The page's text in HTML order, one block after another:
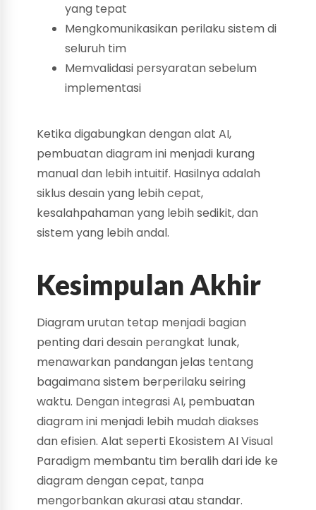
yang tepat
Mengkomunikasikan perilaku sistem di
seluruh tim
Memvalidasi persyaratan sebelum
implementasi
Ketika digabungkan dengan alat AI,
pembuatan diagram ini menjadi kurang
manual dan lebih intuitif. Hasilnya adalah
siklus desain yang lebih cepat,
kesalahpahaman yang lebih sedikit, dan
sistem yang lebih andal.
Kesimpulan Akhir
Diagram urutan tetap menjadi bagian
penting dari desain perangkat lunak,
menawarkan pandangan jelas tentang
bagaimana sistem berperilaku seiring
waktu. Dengan integrasi AI, pembuatan
diagram ini menjadi lebih mudah diakses
dan efisien. Alat seperti Ekosistem AI Visual
Paradigm membantu tim beralih dari ide ke
diagram dengan cepat, tanpa
mengorbankan akurasi atau standar.